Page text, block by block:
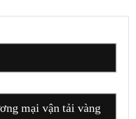
mại vận tải vàng